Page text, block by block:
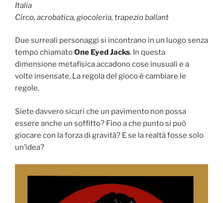
Italia
Circo, acrobatica, giocoleria, trapezio ballant
Due surreali personaggi si incontrano in un luogo senza
tempo chiamatoOne Eyed Jacks. In questa
dimensione metafisica accadono cose inusuali e a
volte insensate. La regola del gioco è cambiare le
regole.
Siete davvero sicuri che un pavimento non possa
essere anche un soffitto? Fino a che punto si può
giocare con la forza di gravità? E se la realtà fosse solo
un’idea?